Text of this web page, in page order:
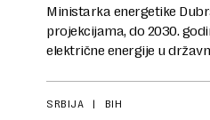
Ministarka energetike
projekcijama, do 2030.
električne energije u
SRBIJA BIH